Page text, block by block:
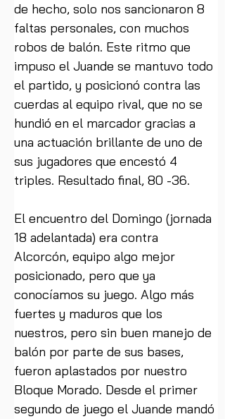
de hecho, solo nos sancionaron 8
faltas personales, con muchos
robos de balón. Este ritmo que
impuso el Juande se mantuvo todo
el partido, y posicionó contra las
cuerdas al equipo rival, que no se
hundió en el marcador gracias a
una actuación brillante de uno de
sus jugadores que encestó 4
triples. Resultado final, 80 -36.
El encuentro del Domingo (jornada
18 adelantada) era contra
Alcorcón, equipo algo mejor
posicionado, pero que ya
conocíamos su juego. Algo más
fuertes y maduros que los
nuestros, pero sin buen manejo de
balón por parte de sus bases,
fueron aplastados por nuestro
Bloque Morado. Desde el primer
segundo de juego el Juande mandó